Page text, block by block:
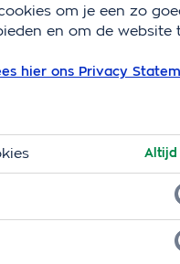
debasisverzekering
vanaf 21
om je een zo
en om de website
hier ons Privacy
Altijd